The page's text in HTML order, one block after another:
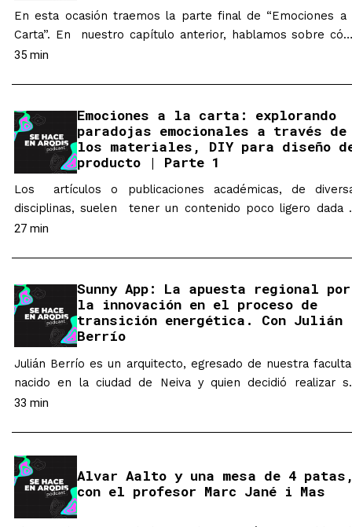
En esta ocasión traemos la parte final de “Emociones a
Carta”. En nuestro capítulo anterior, hablamos sobre
surgió la idea, cómo lograron juntar la exploración de
que a su vez saldrían de paradojas emocionales.
hablaremos…
35 min
Emociones a la carta: explorando
paradojas emocionales a través de
los materiales, DIY para diseño
producto | Parte 1
Los artículos o publicaciones académicas, de
disciplinas, suelen tener un contenido poco ligero dada
naturaleza, rigurosidad y especificidad en los temas que
puede existir la manera de que tanto contenido
forma, sean un poco…
27 min
Sunny App: La apuesta regional por
la innovación en el proceso de
transición energética. Con Julián
Berrío
Julián Berrío es un arquitecto, egresado de nuestra
nacido en la ciudad de Neiva y quien decidió realizar
estudios de posgrados en un campo que parecía un
colegio, hoy en día…
33 min
Alvar Aalto y una mesa de 4
con el profesor Marc Jané i Mas